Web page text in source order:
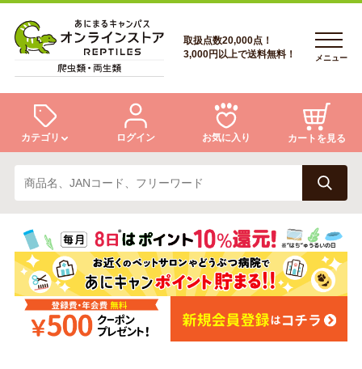
会員登録
あにまるキャンパスについて
アフターサービス
取扱点数20,000点！
3,000円以上で送料無料！
メニュー
カテゴリ
トカゲ ヘビ
カメ 両生類
ログイン お気に入り カートを見る
あにまるキャンパスについて
アフターサービス
商品リクエスト